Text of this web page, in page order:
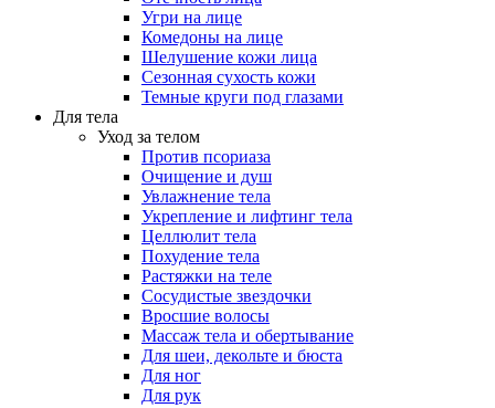
Угри на лице
Комедоны на лице
Шелушение кожи лица
Сезонная сухость кожи
Темные круги под глазами
Для тела
Уход за телом
Против псориаза
Очищение и душ
Увлажнение тела
Укрепление и лифтинг тела
Целлюлит тела
Похудение тела
Растяжки на теле
Сосудистые звездочки
Вросшие волосы
Массаж тела и обертывание
Для шеи, декольте и бюста
Для ног
Для рук